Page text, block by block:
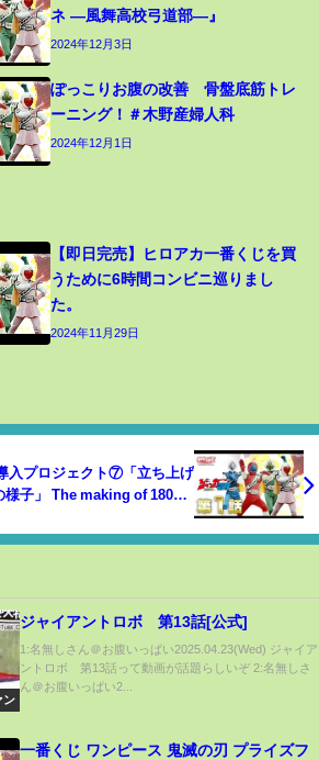
ネ ―風舞高校弓道部―』
2024年12月3日
ぽっこりお腹の改善 骨盤底筋トレ
ーニング！＃木野産婦人科
2024年12月1日
【即日完売】ヒロアカ一番くじを買
うために6時間コンビニ巡りまし
た。
2024年11月29日
入プロジェクト⑦「立ち上げ
of 180cm
ン
ジャイアントロボ 第13話[公式]
1:名無しさん＠お腹いっぱい2025.04.23(Wed) ジャイア
ントロボ 第13話って動画が話題らしいぞ 2:名無しさ
ん＠お腹いっぱい2...
一番くじ ワンピース 鬼滅の刃 プライズフ